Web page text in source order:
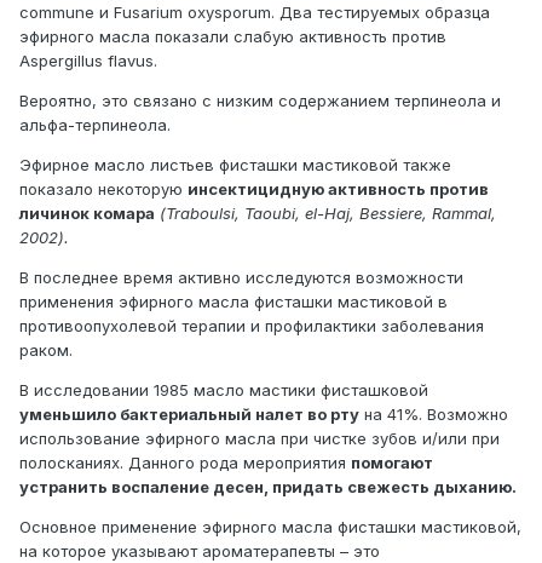
commune и Fusarium oxysporum. Два тестируемых образца
эфирного масла показали слабую активность против
Aspergillus flavus.
Вероятно, это связано с низким содержанием терпинеола и
альфа-терпинеола.
Эфирное масло листьев фисташки мастиковой также
показало некоторую инсектицидную активность против
личинок комара (Traboulsi, Taoubi, el-Haj, Bessiere, Rammal,
2002).
В последнее время активно исследуются возможности
применения эфирного масла фисташки мастиковой в
противоопухолевой терапии и профилактики заболевания
раком.
В исследовании 1985 масло мастики фисташковой
уменьшило бактериальный налет во рту на 41%. Возможно
использование эфирного масла при чистке зубов и/или при
полосканиях. Данного рода мероприятия помогают
устранить воспаление десен, придать свежесть дыханию.
Основное применение эфирного масла фисташки мастиковой,
на которое указывают ароматерапевты – это